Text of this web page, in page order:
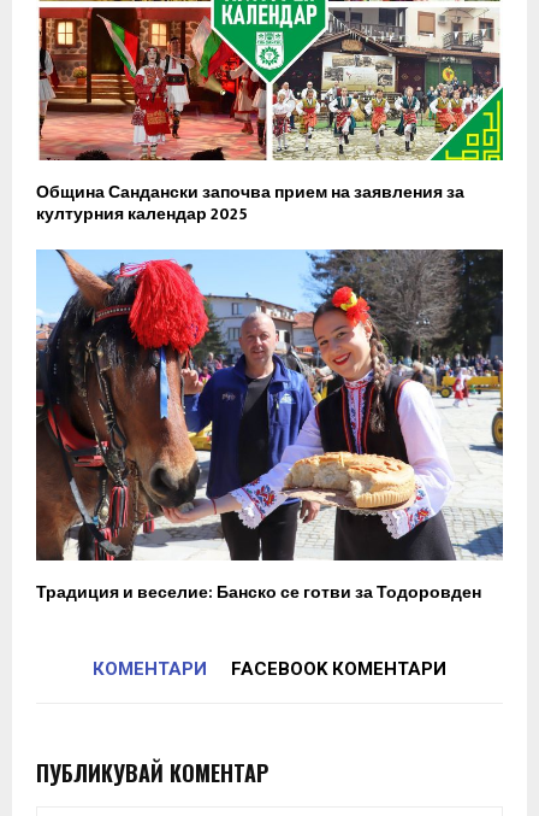
Община Сандански започва прием на заявления за
културния календар 2025
Традиция и веселие: Банско се готви за Тодоровден
КОМЕНТАРИ FACEBOOK КОМЕНТАРИ
ПУБЛИКУВАЙ КОМЕНТАР